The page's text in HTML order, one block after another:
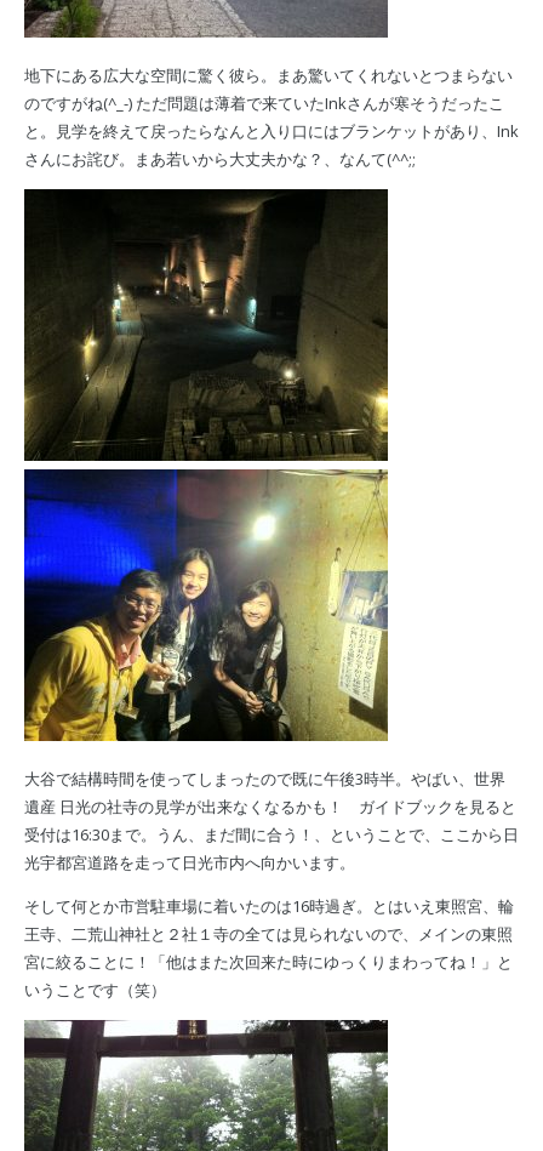
地下にある広大な空間に驚く彼ら。まあ驚いてくれないとつまらない
のですがね(^_-) ただ問題は薄着で来ていたInkさんが寒そうだったこ
と。見学を終えて戻ったらなんと入り口にはブランケットがあり、Ink
さんにお詫び。まあ若いから大丈夫かな？、なんて(^^;;
大谷で結構時間を使ってしまったので既に午後3時半。やばい、世界
遺産 日光の社寺の見学が出来なくなるかも！ ガイドブックを見ると
受付は16:30まで。うん、まだ間に合う！、ということで、ここから日
光宇都宮道路を走って日光市内へ向かいます。
そして何とか市営駐車場に着いたのは16時過ぎ。とはいえ東照宮、輪
王寺、二荒山神社と２社１寺の全ては見られないので、メインの東照
宮に絞ることに！「他はまた次回来た時にゆっくりまわってね！」と
いうことです（笑）